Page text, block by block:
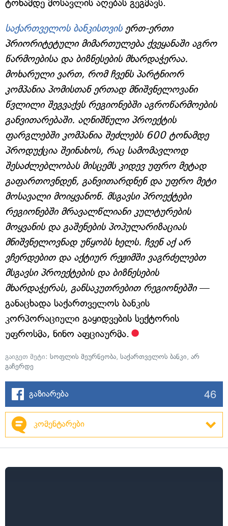
ტონამდე მოსავლის აღებას გეგმავს.
საქართველოს ბანკისთვის ერთ-ერთი
პრიორიტეტული მიმართულება ქვეყანაში აგრო
წარმოებისა და ბიზნესების მხარდაჭერაა.
მოხარული ვართ, რომ ჩვენს პარტნიორ
კომპანია პომისთან ერთად მნიშვნელოვანი
წვლილი შეგვაქვს რეგიონებში აგროწარმოების
განვითარებაში. აღნიშნული პროექტის
ფარგლებში კომპანია შეძლებს 600 ტონამდე
პროდუქცია შეინახოს, რაც სამომავლოდ
შესაძლებლობას მისცემს კიდევ უფრო მეტად
გაფართოვნდენ, განვითარდნენ და უფრო მეტი
მოსავალი მოიყვანონ. მსგავსი პროექტები
რეგიონებში მრავალწლიანი კულტურების
მოყვანის და გაშენების პოპულარიზაციას
მნიშვნელოვნად უწყობს ხელს. ჩვენ აქ არ
ვჩერდებით და აქტიურ რეჟიმში ვაგრძელებთ
მსგავსი პროექტების და ბიზნესების
მხარდაჭერას, განსაკუთრებით რეგიონებში—
განაცხადა საქართველოს ბანკის
კორპორაციული გაყიდვების სექტორის
უფროსმა, ნინო აფციაურმა.
გაიგეთ მეტი: სოფლის მეურნეობა, საქართველოს ბანკი, არ
გაჩერდე
გაზიარება 46
კომენტარები